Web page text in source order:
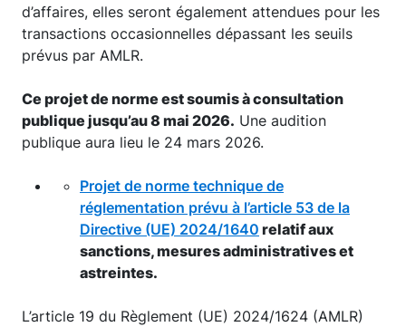
d’affaires, elles seront également attendues pour les
transactions occasionnelles dépassant les seuils
prévus par AMLR.
Ce projet de norme est soumis à consultation
publique jusqu’au 8 mai 2026. Une audition
publique aura lieu le 24 mars 2026.
Projet de norme technique de
réglementation prévu à l’article 53 de la
Directive (UE) 2024/1640 relatif aux
sanctions, mesures administratives et
astreintes.
L’article 19 du Règlement (UE) 2024/1624 (AMLR)